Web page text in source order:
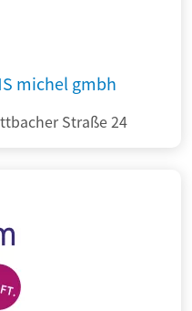
michel gmbh
Straße 24